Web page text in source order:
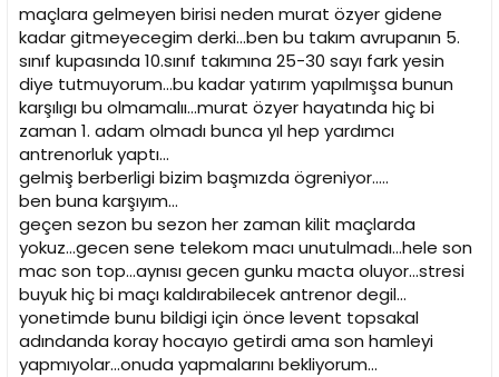
maçlara gelmeyen birisi neden murat özyer gidene
kadar gitmeyecegim derki...ben bu takım avrupanın 5.
sınıf kupasında 10.sınıf takımına 25-30 sayı fark yesin
diye tutmuyorum...bu kadar yatırım yapılmışsa bunun
karşılıgı bu olmamalıı...murat özyer hayatında hiç bi
zaman 1. adam olmadı bunca yıl hep yardımcı
antrenorluk yaptı...
gelmiş berberligi bizim başmızda ögreniyor.....
ben buna karşıyım...
geçen sezon bu sezon her zaman kilit maçlarda
yokuz...gecen sene telekom macı unutulmadı...hele son
mac son top...aynısı gecen gunku macta oluyor...stresi
buyuk hiç bi maçı kaldırabilecek antrenor degil...
yonetimde bunu bildigi için önce levent topsakal
adındanda koray hocayıo getirdi ama son hamleyi
yapmıyolar...onuda yapmalarını bekliyorum...